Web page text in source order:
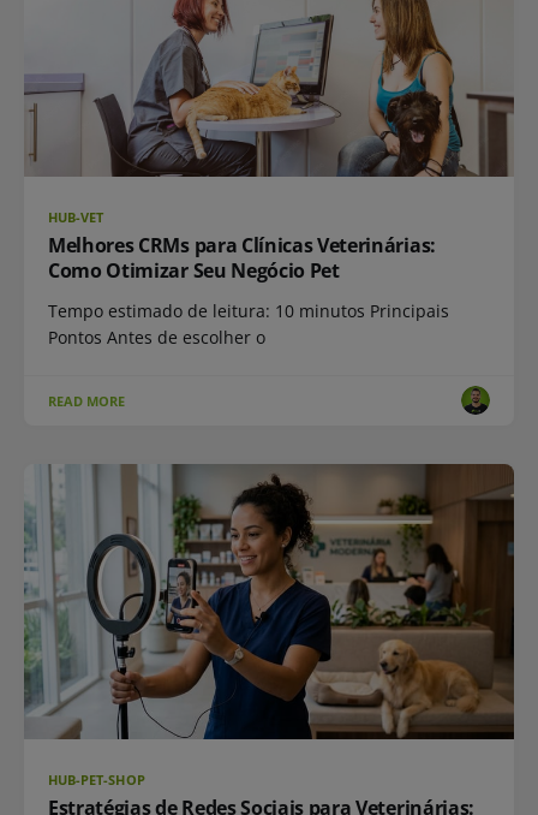
HUB-VET
Melhores CRMs para Clínicas Veterinárias:
Como Otimizar Seu Negócio Pet
Tempo estimado de leitura: 10 minutos Principais
Pontos Antes de escolher o
READ MORE
HUB-PET-SHOP
Estratégias de Redes Sociais para Veterinárias: